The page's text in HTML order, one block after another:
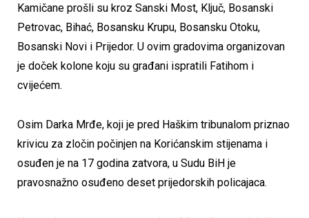
Kamičane prošli su kroz Sanski Most, Ključ, Bosanski
Petrovac, Bihać, Bosansku Krupu, Bosansku Otoku,
Bosanski Novi i Prijedor. U ovim gradovima organizovan
je doček kolone koju su građani ispratili Fatihom i
cvijećem.
Osim Darka Mrđe, koji je pred Haškim tribunalom priznao
krivicu za zločin počinjen na Korićanskim stijenama i
osuđen je na 17 godina zatvora, u Sudu BiH je
pravosnažno osuđeno deset prijedorskih policajaca.